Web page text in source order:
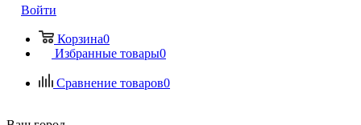
Войти
Корзина0
Избранные товары0
Сравнение товаров0